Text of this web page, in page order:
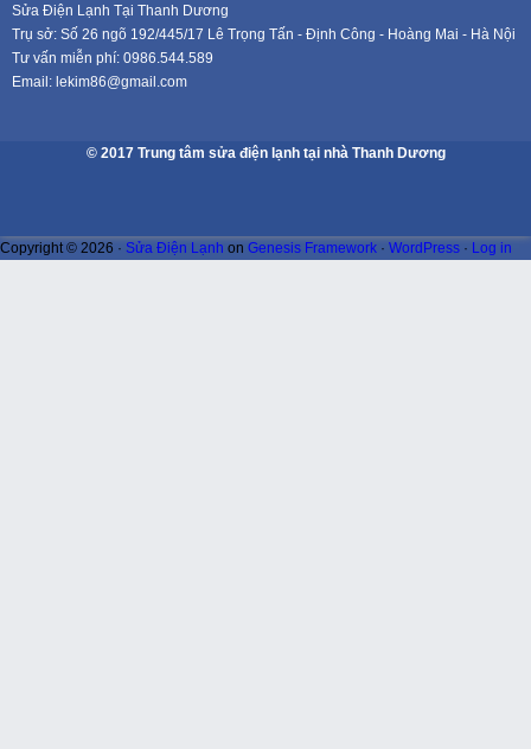
Sửa Điện Lạnh Tại Thanh Dương
Trụ sở: Số 26 ngõ 192/445/17 Lê Trọng Tấn - Định Công - Hoàng Mai - Hà Nội
Tư vấn miễn phí: 0986.544.589
Email: lekim86@gmail.com
© 2017 Trung tâm sửa điện lạnh tại nhà Thanh Dương
Copyright © 2026 · Sửa Điện Lạnh on Genesis Framework · WordPress · Log in